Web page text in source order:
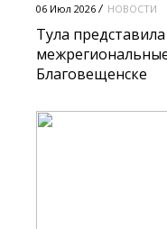
06 Июл 2026 НОВОСТИ
Тула
Благовещенске